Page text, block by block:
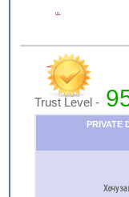
...
Trust Level -
PRIVATE
Хочу